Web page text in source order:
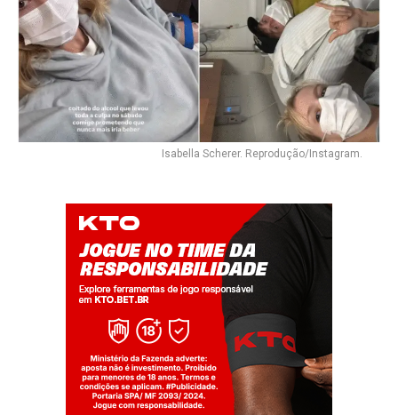
Isabella Scherer. Reprodução/Instagram.